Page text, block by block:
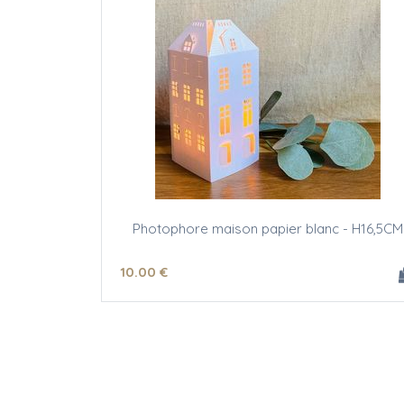
Photophore maison papier blanc - H16,5CM
10.00 €